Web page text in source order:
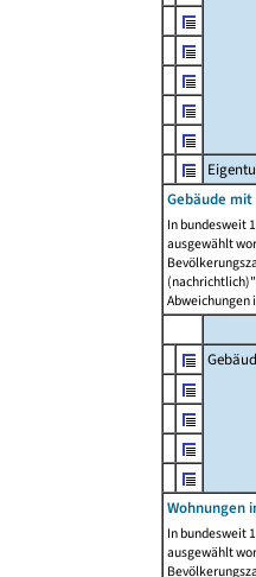
Gebäude
In bundesweit
ausgewählt
Abweichungen
Wohnungen
In bundesweit
ausgewählt